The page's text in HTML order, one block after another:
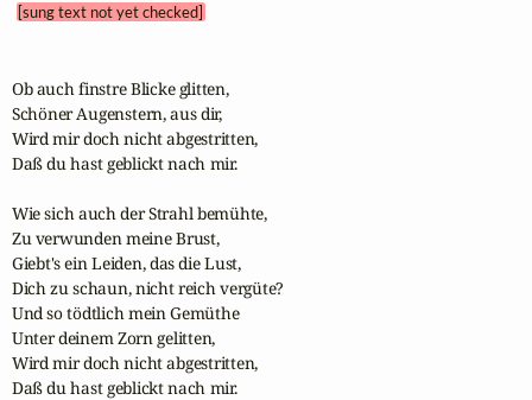
[sung text not yet checked]
Ob auch finstre Blicke glitten,
Schöner Augenstern, aus dir,
Wird mir doch nicht abgestritten,
Daß du hast geblickt nach mir.
Wie sich auch der Strahl bemühte,
Zu verwunden meine Brust,
Giebt's ein Leiden, das die Lust,
Dich zu schaun, nicht reich vergüte?
Und so tödtlich mein Gemüthe
Unter deinem Zorn gelitten,
Wird mir doch nicht abgestritten,
Daß du hast geblickt nach mir.